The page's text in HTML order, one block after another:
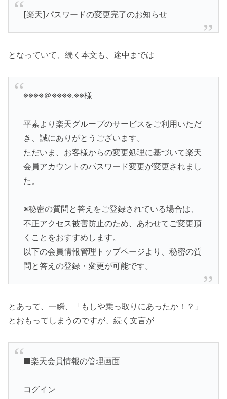
[楽天]パスワードの変更完了のお知らせ
となっていて、続く本文も、途中までは
※※※※＠※※※※.※※様
平素より楽天グループのサービスをご利用いただ
き、誠にありがとうございます。
ただいま、お客様からの変更処理に基づいて楽天
会員アカウントのパスワード変更が変更されまし
た。
※秘密の質問と答えをご登録されている場合は、
不正アクセス被害防止のため、あわせてご変更頂
くことをおすすめします。
以下の会員情報管理トップページより、秘密の質
問と答えの登録・変更が可能です。
とあって、一瞬、「もしや乗っ取りにあったか！？」
とおもってしまうのですが、続く文言が
■楽天会員情報の管理画面
コグイン